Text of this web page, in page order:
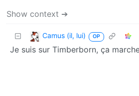
Show context ➔
Camus (il, lui) OP
Je suis sur Timberborn, ça